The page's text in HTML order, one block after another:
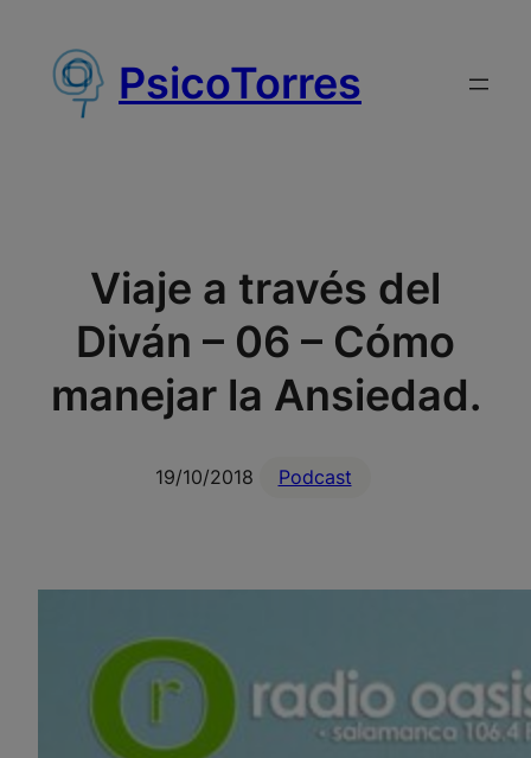
contenido
PsicoTorres
Viaje a través del
Diván – 06 – Cómo
manejar la Ansiedad.
19/10/2018 Podcast